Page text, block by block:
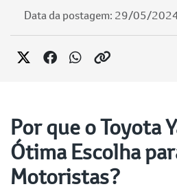
Data da postagem: 29/05/
Por que o Toyota
Ótima Escolha
Motoristas?